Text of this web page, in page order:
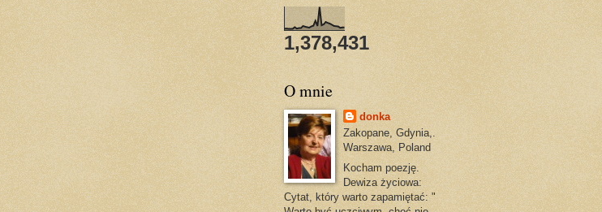
1,378,431
O mnie
donka
Zakopane, Gdynia,.
Warszawa, Poland
Kocham poezję.
Dewiza życiowa:
Cytat, który warto zapamiętać: "